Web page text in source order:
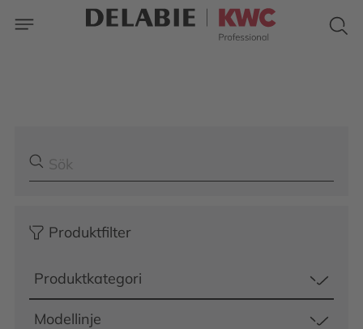
Produktfilter
Produktkategori
Modellinje